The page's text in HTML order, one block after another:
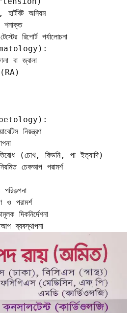
অনিয়ম
শনাক্ত
রিপোর্ট পর্যালোচনা
বা জ্বালা
(RA)
নিয়ন্ত্রণ
(চোখ, কিডনি, পা ইত্যাদি)
চেকআপ পরামর্শ
ও পরামর্শ
দিকনির্দেশনা
ব্যবস্থাপনা